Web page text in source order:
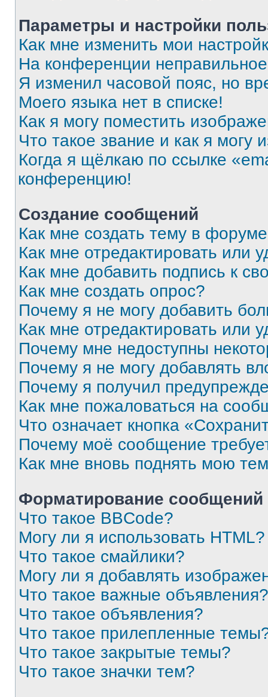
Параметры и настройки
Как мне изменить мои
На конференции
Я изменил часовой пояс, но
Моего языка нет в списке!
Как я могу поместить
Что такое звание и как я могу
Когда я щёлкаю по ссылке
конференцию!
Создание сообщений
Как мне создать тему в
Как мне отредактировать или
Как мне добавить подпись к
Как мне создать опрос?
Почему я не могу добавить
Как мне отредактировать или
Почему мне недоступны
Почему я не могу добавлять
Почему я получил
Как мне пожаловаться на
Что означает кнопка
Почему моё сообщение
Как мне вновь поднять мою
Форматирование
Что такое BBCode?
Могу ли я использовать HTML?
Что такое смайлики?
Могу ли я добавлять
Что такое важные объявления?
Что такое объявления?
Что такое прилепленные
Что такое закрытые темы?
Что такое значки тем?